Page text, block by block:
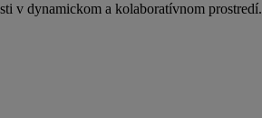
v dynamickom a kolaboratívnom prostredí.